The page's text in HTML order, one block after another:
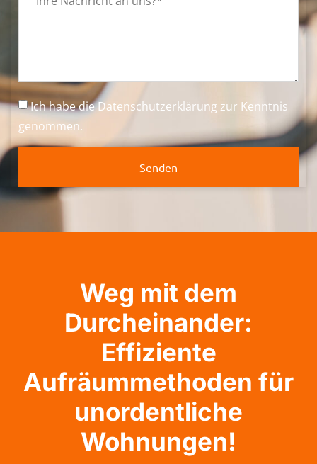
Ich habe dieDatenschutzerklärung zur Kenntnis
genommen.
Senden
Weg mit dem
Durcheinander:
Effiziente
Aufräummethoden für
unordentliche
Wohnungen!